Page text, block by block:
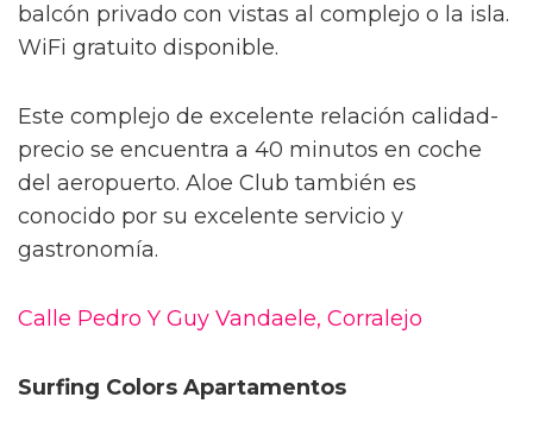
balcón privado con vistas al complejo o la isla.
WiFi gratuito disponible.
Este complejo de excelente relación calidad-
precio se encuentra a 40 minutos en coche
del aeropuerto. Aloe Club también es
conocido por su excelente servicio y
gastronomía.
Calle Pedro Y Guy Vandaele, Corralejo
Surfing Colors Apartamentos